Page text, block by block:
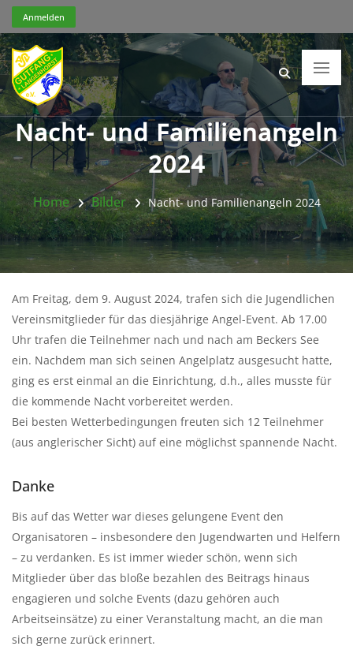
Anmelden
Nacht- und Familienangeln
2024
Home Bilder Nacht- und Familienangeln 2024
Am Freitag, dem 9. August 2024, trafen sich die Jugendlichen
Vereinsmitglieder für das diesjährige Angel-Event. Ab 17.00
Uhr trafen die Teilnehmer nach und nach am Beckers See
ein. Nachdem man sich seinen Angelplatz ausgesucht hatte,
ging es erst einmal an die Einrichtung, d.h., alles musste für
die kommende Nacht vorbereitet werden.
Bei besten Wetterbedingungen freuten sich 12 Teilnehmer
(aus anglerischer Sicht) auf eine möglichst spannende Nacht.
Danke
Bis auf das Wetter war dieses gelungene Event den
Organisatoren – insbesondere den Jugendwarten und Helfern
– zu verdanken. Es ist immer wieder schön, wenn sich
Mitglieder über das bloße bezahlen des Beitrags hinaus
engagieren und solche Events (dazu gehören auch
Arbeitseinsätze) zu einer Veranstaltung macht, an die man
sich gerne zurück erinnert.